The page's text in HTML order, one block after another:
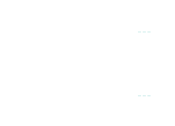
---
---